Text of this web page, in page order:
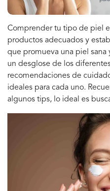
Comprender tu tipo de piel
productos adecuados y
que promueva una piel
un desglose de los
recomendaciones de
ideales para cada uno.
algunos tips, lo ideal es